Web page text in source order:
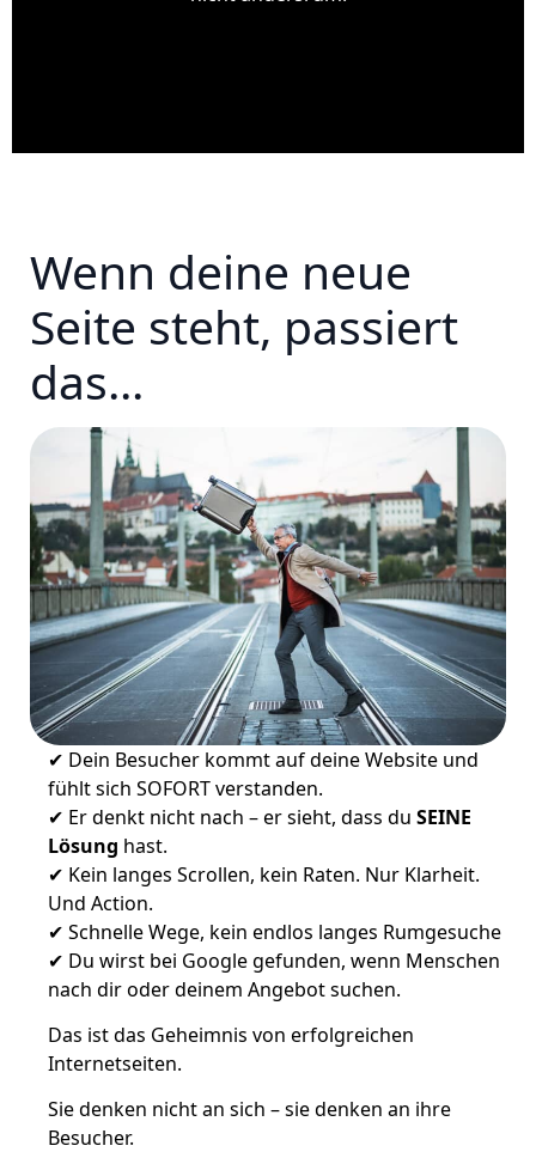
Wenn deine neue
Seite steht, passiert
das...
✔ Dein Besucher kommt auf deine Website und
fühlt sich SOFORT verstanden.
✔ Er denkt nicht nach – er sieht, dass du SEINE
Lösung hast.
✔ Kein langes Scrollen, kein Raten. Nur Klarheit.
Und Action.
✔ Schnelle Wege, kein endlos langes Rumgesuche
✔ Du wirst bei Google gefunden, wenn Menschen
nach dir oder deinem Angebot suchen.
Das ist das Geheimnis von erfolgreichen
Internetseiten.
Sie denken nicht an sich – sie denken an ihre
Besucher.